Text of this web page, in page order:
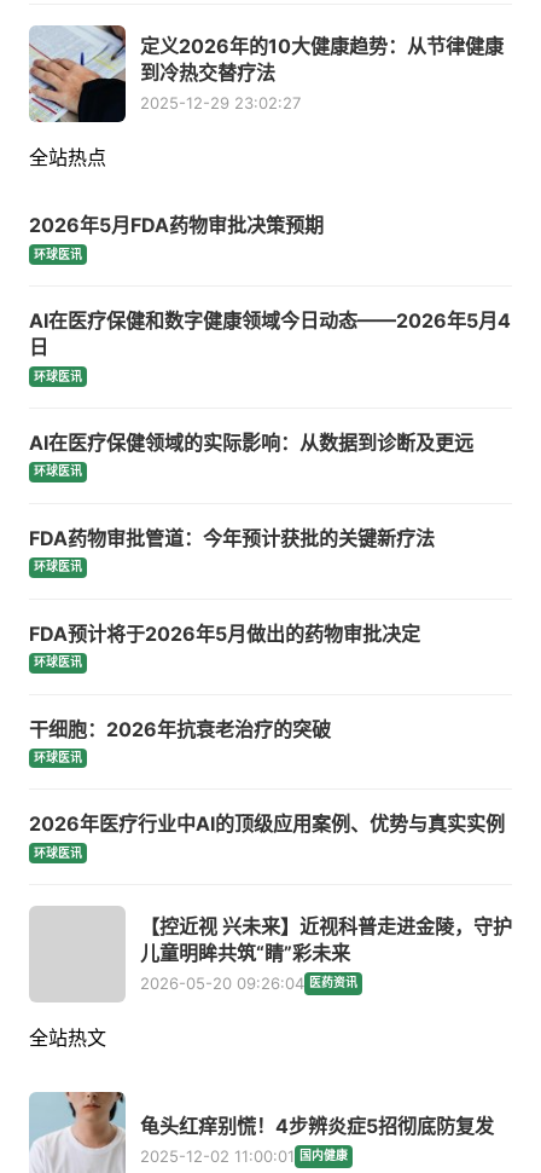
定义2026年的10大健康趋势：从节律健康
到冷热交替疗法
2025-12-29 23:02:27
全站热点
2026年5月FDA药物审批决策预期
环球医讯
AI在医疗保健和数字健康领域今日动态——2026年5月4
日
环球医讯
AI在医疗保健领域的实际影响：从数据到诊断及更远
环球医讯
FDA药物审批管道：今年预计获批的关键新疗法
环球医讯
FDA预计将于2026年5月做出的药物审批决定
环球医讯
干细胞：2026年抗衰老治疗的突破
环球医讯
2026年医疗行业中AI的顶级应用案例、优势与真实实例
环球医讯
【控近视 兴未来】近视科普走进金陵，守护
儿童明眸共筑“睛”彩未来
2026-05-20 09:26:04 医药资讯
全站热文
龟头红痒别慌！4步辨炎症5招彻底防复发
2025-12-02 11:00:01 国内健康